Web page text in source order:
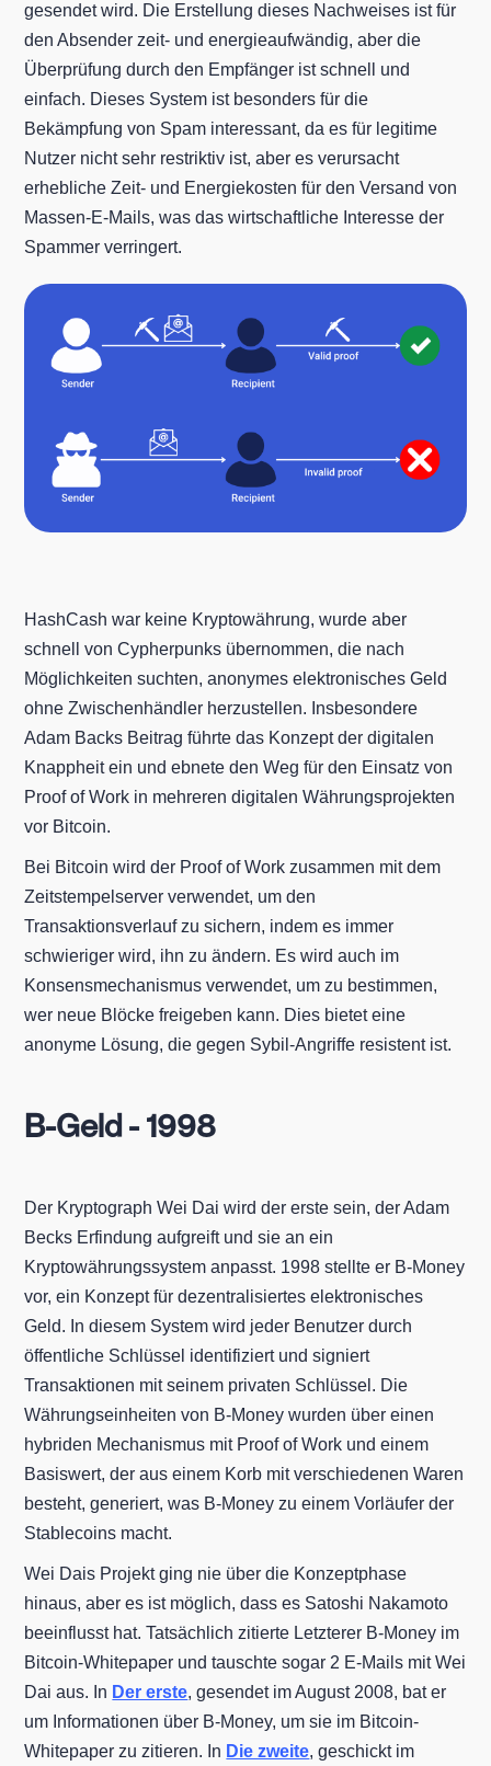
gesendet wird. Die Erstellung dieses Nachweises ist für
den Absender zeit- und energieaufwändig, aber die
Überprüfung durch den Empfänger ist schnell und
einfach. Dieses System ist besonders für die
Bekämpfung von Spam interessant, da es für legitime
Nutzer nicht sehr restriktiv ist, aber es verursacht
erhebliche Zeit- und Energiekosten für den Versand von
Massen-E-Mails, was das wirtschaftliche Interesse der
Spammer verringert.
HashCash war keine Kryptowährung, wurde aber
schnell von Cypherpunks übernommen, die nach
Möglichkeiten suchten, anonymes elektronisches Geld
ohne Zwischenhändler herzustellen. Insbesondere
Adam Backs Beitrag führte das Konzept der digitalen
Knappheit ein und ebnete den Weg für den Einsatz von
Proof of Work in mehreren digitalen Währungsprojekten
vor Bitcoin.
Bei Bitcoin wird der Proof of Work zusammen mit dem
Zeitstempelserver verwendet, um den
Transaktionsverlauf zu sichern, indem es immer
schwieriger wird, ihn zu ändern. Es wird auch im
Konsensmechanismus verwendet, um zu bestimmen,
wer neue Blöcke freigeben kann. Dies bietet eine
anonyme Lösung, die gegen Sybil-Angriffe resistent ist.
B-Geld - 1998
Der Kryptograph Wei Dai wird der erste sein, der Adam
Becks Erfindung aufgreift und sie an ein
Kryptowährungssystem anpasst. 1998 stellte er B-Money
vor, ein Konzept für dezentralisiertes elektronisches
Geld. In diesem System wird jeder Benutzer durch
öffentliche Schlüssel identifiziert und signiert
Transaktionen mit seinem privaten Schlüssel. Die
Währungseinheiten von B-Money wurden über einen
hybriden Mechanismus mit Proof of Work und einem
Basiswert, der aus einem Korb mit verschiedenen Waren
besteht, generiert, was B-Money zu einem Vorläufer der
Stablecoins macht.
Wei Dais Projekt ging nie über die Konzeptphase
hinaus, aber es ist möglich, dass es Satoshi Nakamoto
beeinflusst hat. Tatsächlich zitierte Letzterer B-Money im
Bitcoin-Whitepaper und tauschte sogar 2 E-Mails mit Wei
Dai aus. In Der erste, gesendet im August 2008, bat er
um Informationen über B-Money, um sie im Bitcoin-
Whitepaper zu zitieren. In Die zweite, geschickt im